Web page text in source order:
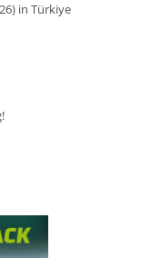
in Türkiye